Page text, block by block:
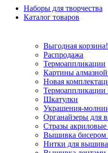
Наборы для творчества
Каталог товаров
Выгодная корзина!
Распродажа
Термоаппликации
Картины алмазной
Новая
Термоаппликации
Шкатулки
Украшения-
Органайзеры для
Стразы
Вышивка бисером
Нитки для